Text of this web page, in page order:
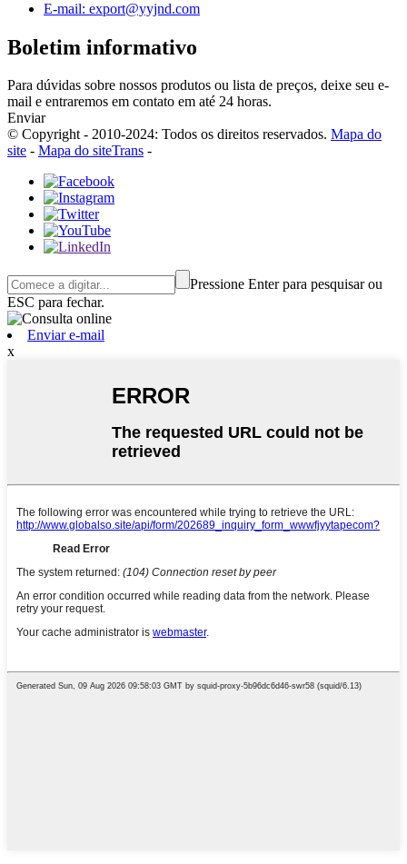
E-mail: export@yyjnd.com
Boletim informativo
Para dúvidas sobre nossos produtos ou lista de preços, deixe seu e-
mail e entraremos em contato em até 24 horas.
Enviar
© Copyright - 2010-2024: Todos os direitos reservados. Mapa do
site - Mapa do siteTrans -
Pressione Enter para pesquisar ou
ESC para fechar.
Enviar e-mail
x